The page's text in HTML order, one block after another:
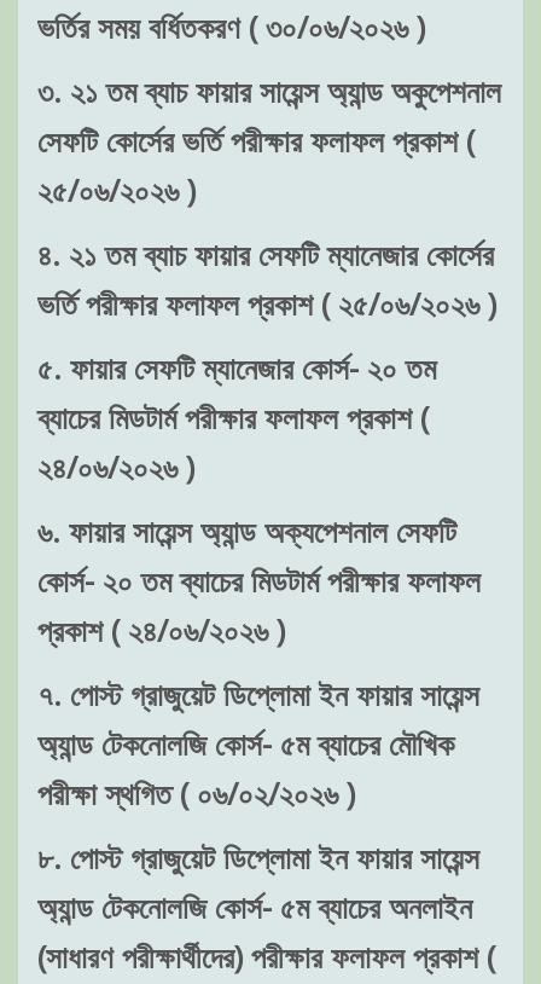
ভর্তির সময় বর্ধিতকরণ ( ৩০/০৬/২০২৬ )
৩. ২১ তম ব্যাচ ফায়ার সায়েন্স অ্যান্ড অকুপেশনাল
সেফটি কোর্সের ভর্তি পরীক্ষার ফলাফল প্রকাশ (
২৫/০৬/২০২৬ )
৪. ২১ তম ব্যাচ ফায়ার সেফটি ম্যানেজার কোর্সের
ভর্তি পরীক্ষার ফলাফল প্রকাশ ( ২৫/০৬/২০২৬ )
৫. ফায়ার সেফটি ম্যানেজার কোর্স- ২০ তম
ব্যাচের মিডটার্ম পরীক্ষার ফলাফল প্রকাশ (
২৪/০৬/২০২৬ )
৬. ফায়ার সায়েন্স অ্যান্ড অক্যপেশনাল সেফটি
কোর্স- ২০ তম ব্যাচের মিডটার্ম পরীক্ষার ফলাফল
প্রকাশ ( ২৪/০৬/২০২৬ )
৭. পোস্ট গ্রাজুয়েট ডিপ্লোমা ইন ফায়ার সায়েন্স
অ্যান্ড টেকনোলজি কোর্স- ৫ম ব্যাচের মৌখিক
পরীক্ষা স্থগিত ( ০৬/০২/২০২৬ )
৮. পোস্ট গ্রাজুয়েট ডিপ্লোমা ইন ফায়ার সায়েন্স
অ্যান্ড টেকনোলজি কোর্স- ৫ম ব্যাচের অনলাইন
(সাধারণ পরীক্ষার্থীদের) পরীক্ষার ফলাফল প্রকাশ (